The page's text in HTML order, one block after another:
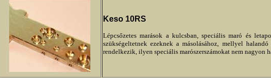
Keso 10RS
Lépcsőzetes marások a kulcsban, speciális maró és
szükségeltetnek ezeknek a másolásához, mellyel
rendelkezik, ilyen speciális marószerszámokat nem nagyon